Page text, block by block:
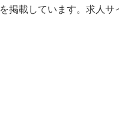
を掲載しています。求人サ